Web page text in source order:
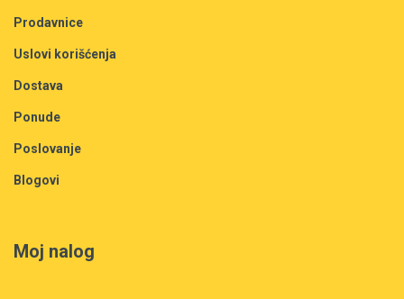
Prodavnice
Uslovi korišćenja
Dostava
Ponude
Poslovanje
Blogovi
Moj nalog